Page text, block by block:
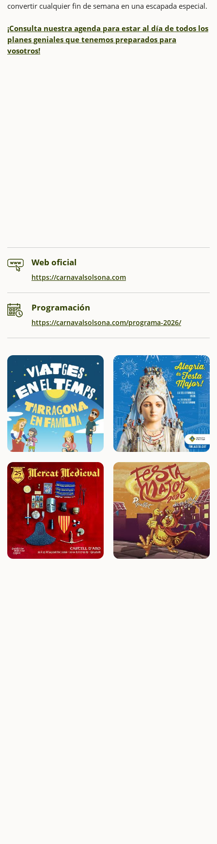
convertir cualquier fin de semana en una escapada especial.
¡Consulta nuestra agenda para estar al día de todos los
planes geniales que tenemos preparados para
vosotros!
Web oficial
https://carnavalsolsona.com
Programación
https://carnavalsolsona.com/programa-2026/